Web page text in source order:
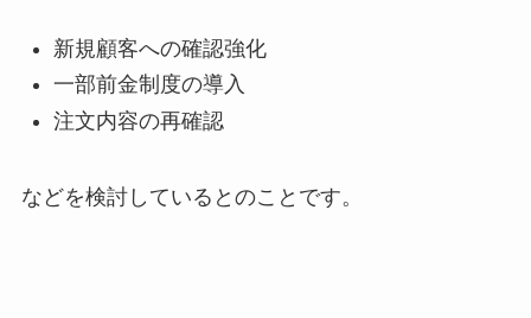
新規顧客への確認強化
一部前金制度の導入
注文内容の再確認
などを検討しているとのことです。